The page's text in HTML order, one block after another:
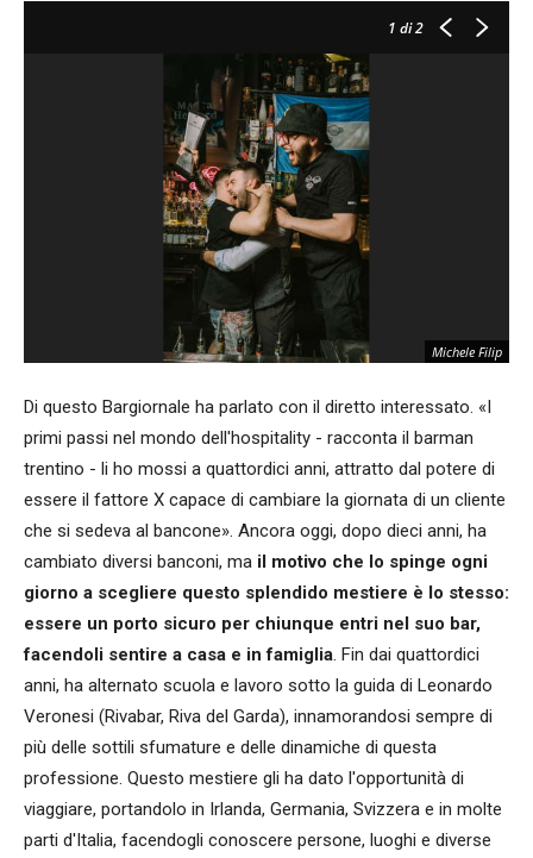
1 di 2
Michele Filip
Di questo Bargiornale ha parlato con il diretto interessato. «I
primi passi nel mondo dell'hospitality - racconta il barman
trentino - li ho mossi a quattordici anni, attratto dal potere di
essere il fattore X capace di cambiare la giornata di un cliente
che si sedeva al bancone». Ancora oggi, dopo dieci anni, ha
cambiato diversi banconi, ma il motivo che lo spinge ogni
giorno a scegliere questo splendido mestiere è lo stesso:
essere un porto sicuro per chiunque entri nel suo bar,
facendoli sentire a casa e in famiglia. Fin dai quattordici
anni, ha alternato scuola e lavoro sotto la guida di Leonardo
Veronesi (Rivabar, Riva del Garda), innamorandosi sempre di
più delle sottili sfumature e delle dinamiche di questa
professione. Questo mestiere gli ha dato l'opportunità di
viaggiare, portandolo in Irlanda, Germania, Svizzera e in molte
parti d'Italia, facendogli conoscere persone, luoghi e diverse